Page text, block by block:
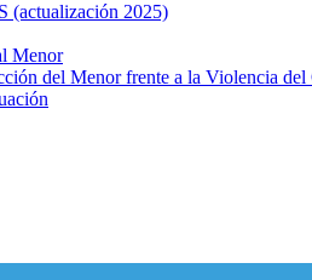
(actualización 2025)
Menor
del Menor frente a la Violencia